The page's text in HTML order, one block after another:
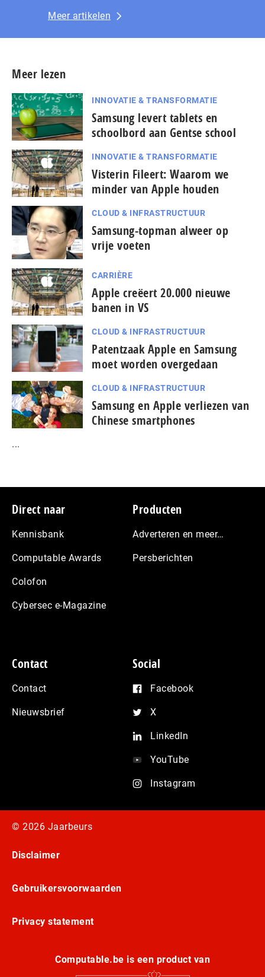
Meer artikelen
Meer lezen
INNOVATIE & TRANSFORMATIE
Samsung levert tablets en
schoolbord aan Gentse school
INNOVATIE & TRANSFORMATIE
Visterin Fileert: Waarom we
minder van Apple houden
CLOUD & INFRASTRUCTUUR
Samsung-topman alweer op
vrije voeten
CARRIÈRE
Apple creëert 20.000 nieuwe
banen in VS
CLOUD & INFRASTRUCTUUR
Patentzaak Apple en Samsung
moet worden overgedaan
CLOUD & INFRASTRUCTUUR
Samsung en Apple verliezen van
Chinese smartphones
...
Footer
Direct naar
Kennisbank
Computable Awards
Colofon
Cybersec e-Magazine
Producten
Adverteren en meer…
Persberichten
Contact
Contact
Nieuwsbrief
Social
Facebook
X
LinkedIn
YouTube
Instagram
© 2026 Jaarbeurs
Disclaimer
Gebruikersvoorwaarden
Privacy statement
Computable.be is een product van